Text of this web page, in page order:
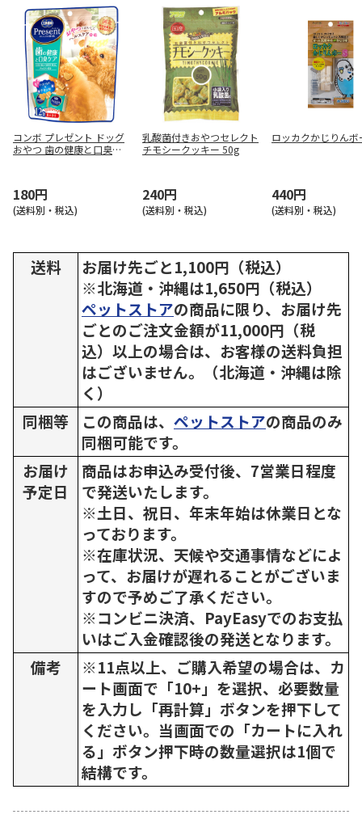
コンボ プレゼント ドッグ
おやつ 歯の健康と口臭ケ
180円
(送料別・税込)
乳酸菌付きおやつセレクト
チモシークッキー 50g
240円
(送料別・税込)
ロッカクかじりんボ
440円
(送料別・税込)
送料
お届け先ごと1,100円（税込）
※北海道・沖縄は1,650円（税込）
ペットストアの商品に限り、お届け先
ごとのご注文金額が11,000円（税
込）以上の場合は、お客様の送料負担
はございません。（北海道・沖縄は除
く）
同梱等
この商品は、 ペットストアの商品のみ
同梱可能です。
お届け
予定日
商品はお申込み受付後、7営業日程度
で発送いたします。
※土日、祝日、年末年始は休業日とな
っております。
※在庫状況、天候や交通事情などによ
って、お届けが遅れることがございま
すので予めご了承ください。
※コンビニ決済、PayEasyでのお支払
いはご入金確認後の発送となります。
備考
※11点以上、ご購入希望の場合は、カ
ート画面で「10+」を選択、必要数量
を入力し「再計算」ボタンを押下して
ください。当画面での「カートに入れ
る」ボタン押下時の数量選択は1個で
結構です。